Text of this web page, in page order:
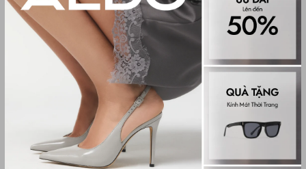
Sale
CHĂM SÓC GIÀY 471_068
99,000₫ 250,000₫
Màu sắc NO COLOUR